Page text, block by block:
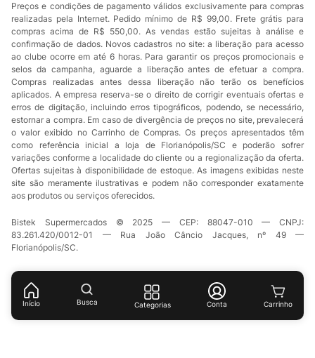
Início Busca Categorias Conta
Preços e condições de pagamento válidos exclusivamente para compras
realizadas pela Internet. Pedido mínimo de R$ 99,00. Frete grátis para
compras acima de R$ 550,00. As vendas estão sujeitas à análise e
confirmação de dados. Novos cadastros no site: a liberação para acesso
ao clube ocorre em até 6 horas. Para garantir os preços promocionais e
selos da campanha, aguarde a liberação antes de efetuar a compra.
Compras realizadas antes dessa liberação não terão os benefícios
aplicados. A empresa reserva-se o direito de corrigir eventuais ofertas e
erros de digitação, incluindo erros tipográficos, podendo, se necessário,
estornar a compra. Em caso de divergência de preços no site, prevalecerá
o valor exibido no Carrinho de Compras. Os preços apresentados têm
como referência inicial a loja de Florianópolis/SC e poderão sofrer
variações conforme a localidade do cliente ou a regionalização da oferta.
Ofertas sujeitas à disponibilidade de estoque. As imagens exibidas neste
site são meramente ilustrativas e podem não corresponder exatamente
aos produtos ou serviços oferecidos.
Bistek Supermercados © 2025 — CEP: 88047-010 — CNPJ:
83.261.420/0012-01 — Rua João Câncio Jacques, nº 49 —
Florianópolis/SC.